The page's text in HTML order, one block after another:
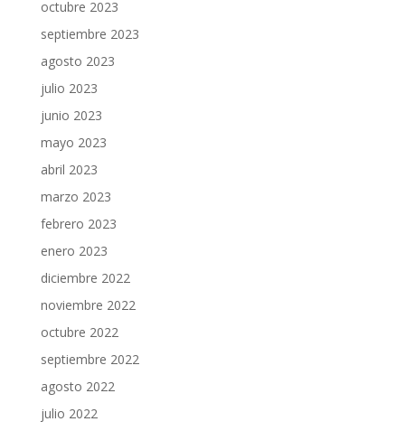
octubre 2023
septiembre 2023
agosto 2023
julio 2023
junio 2023
mayo 2023
abril 2023
marzo 2023
febrero 2023
enero 2023
diciembre 2022
noviembre 2022
octubre 2022
septiembre 2022
agosto 2022
julio 2022